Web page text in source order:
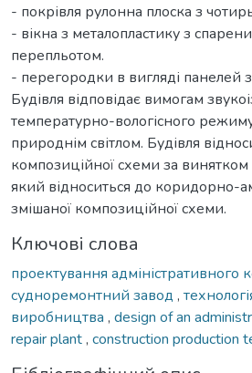
- покрівля рулонна плоска з
- вікна з металопластику з
перепльотом.
- перегородки в вигляді панелей з
Будівля відповідає вимогам
температурно-вологісного режиму,
природнім світлом. Будівля
композиційної схеми за
який відноситься до коридорно-
змішаної композиційної схеми.
Ключові слова
проектування адміністративного
судноремонтний завод ,
виробництва , design of an
repair plant, construction production